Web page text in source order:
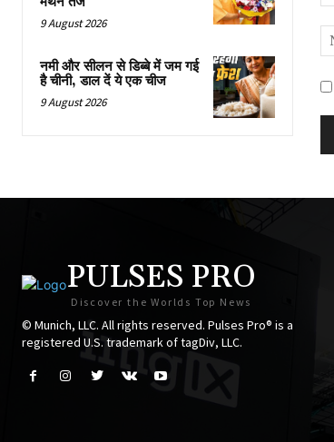
9 August 2026
नमी और सीलन से डिब्बे में जम गई
है चीनी, डाल दें ये एक चीज
9 August 2026
PULSES PRO
Discover the Worlds Top News
© Munich, LLC. All rights reserved. Pulses Pro® is a
registered U.S. trademark of tagDiv, LLC.